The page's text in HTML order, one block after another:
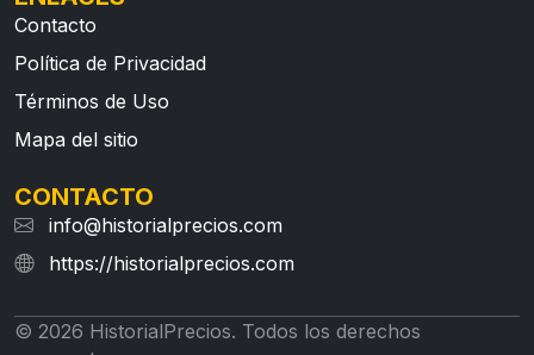
Contacto
Política de Privacidad
Términos de Uso
Mapa del sitio
CONTACTO
info@historialprecios.com
https://historialprecios.com
© 2026 HistorialPrecios. Todos los derechos